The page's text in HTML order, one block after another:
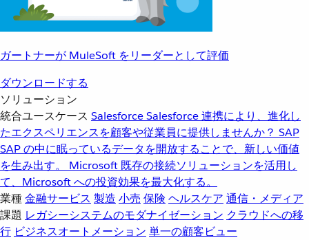
ガートナーが MuleSoft をリーダーとして評価
ダウンロードする
ソリューション
統合ユースケース SalesforceSalesforce 連携により、進化し
たエクスペリエンスを顧客や従業員に提供しませんか？ SAP
SAP の中に眠っているデータを開放することで、新しい価値
を生み出す。
Microsoft 既存の接続ソリューションを活用し
て、Microsoft への投資効果を最大化する。
業種金融サービス 製造 小売 保険 ヘルスケア 通信・メディア
課題 レガシーシステムのモダナイゼーション クラウドへの移
行 ビジネスオートメーション 単一の顧客ビュー